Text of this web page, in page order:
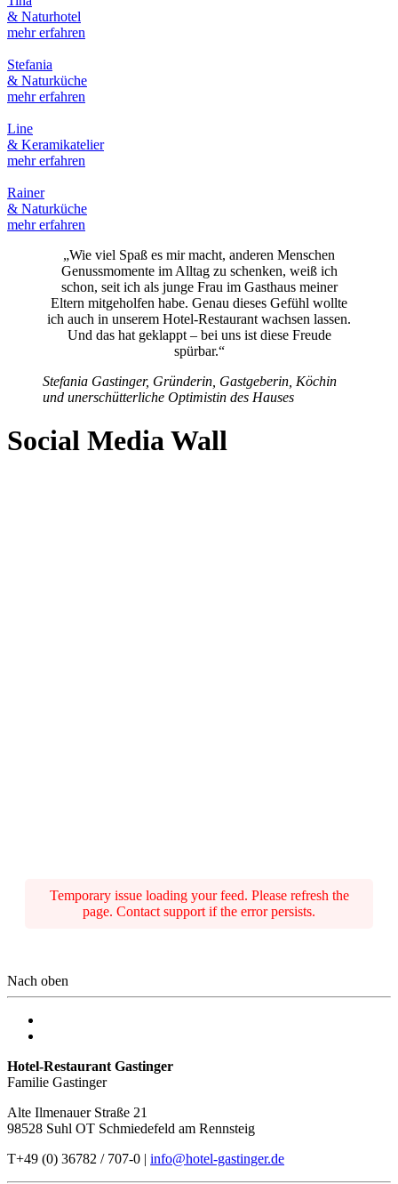
& Naturhotel
mehr erfahren
Stefania
& Naturküche
mehr erfahren
Line
& Keramikatelier
mehr erfahren
Rainer
& Naturküche
mehr erfahren
„Wie viel Spaß es mir macht, anderen Menschen
Genussmomente im Alltag zu schenken, weiß ich
schon, seit ich als junge Frau im Gasthaus meiner
Eltern mitgeholfen habe. Genau dieses Gefühl wollte
ich auch in unserem Hotel-Restaurant wachsen lassen.
Und das hat geklappt – bei uns ist diese Freude
spürbar.“
Stefania Gastinger, Gründerin, Gastgeberin, Köchin
und unerschütterliche Optimistin des Hauses
Social Media Wall
Temporary issue loading your feed. Please refresh the
page. Contact support if the error persists.
Nach oben
Hotel-Restaurant Gastinger
Familie Gastinger
Alte Ilmenauer Straße 21
98528 Suhl OT Schmiedefeld am Rennsteig
T+49 (0) 36782 / 707-0 | info@hotel-gastinger.de